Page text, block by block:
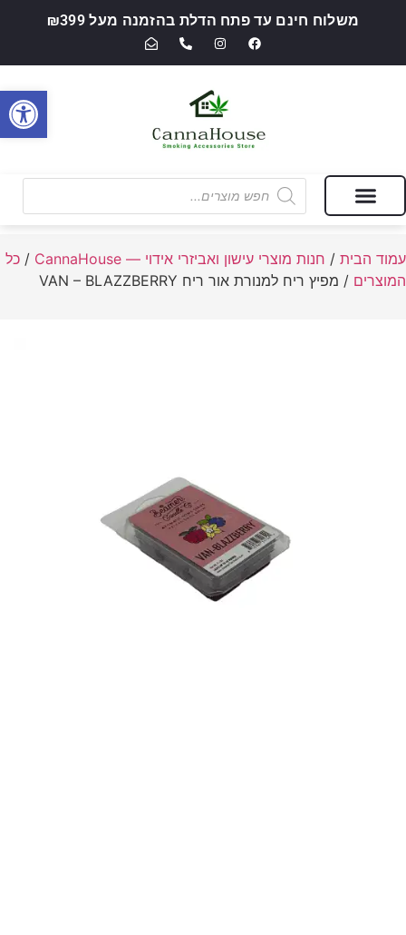
משלוח חינם עד פתח הדלת בהזמנה מעל ₪399
עמוד הבית / חנות מוצרי עישון ואביזרי אידוי — CannaHouse / כל
המוצרים / מפיץ ריח למנורת אור ריח VAN – BLAZZBERRY
פתח